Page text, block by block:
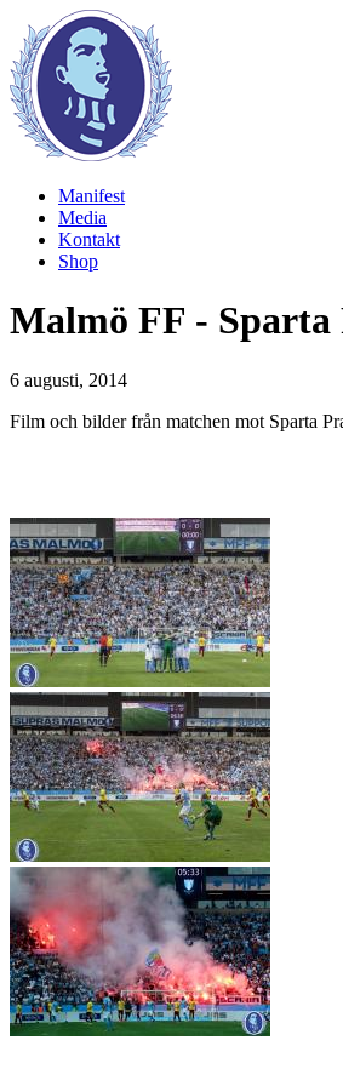
Manifest
Media
Kontakt
Shop
Malmö FF - Sparta
6 augusti, 2014
Film och bilder från matchen mot Sparta